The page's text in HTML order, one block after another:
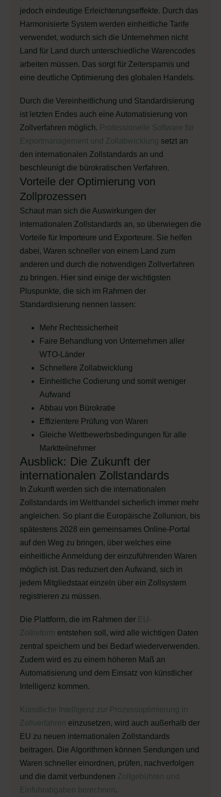
jedoch eindeutige Erleichterungseffekte. Durch das
Harmonisierte System werden einheitliche Tarife
verwendet, wodurch sich die Unternehmen nicht
Land für Land durch unterschiedliche Warencodes
arbeiten müssen. Das sorgt für Zeitersparnis und
eine deutliche Optimierung des globalen Handels.
Durch die Vereinheitlichung und Standardisierung
ist letzten Endes auch eine Automatisierung von
Zollverfahren möglich. Professionelle Software für
Exportmanagement und Zollabwicklung setzt an
den internationalen Zollstandards an und
beschleunigt die bürokratischen Verfahren.
Vorteile der Optimierung von
Zollprozessen
Schaut man sich die Auswirkungen der
internationalen Zollstandards an, so überwiegen die
Vorteile für Importeure und Exporteure. Sie helfen
dabei, Waren schneller von einem Land zum
anderen und durch die notwendigen Zollverfahren
zu bringen. Hier sind einige der wichtigsten
Pluspunkte, die sich im Rahmen der
Standardisierung nennen lassen:
Mehr Rechtssicherheit
Faire Behandlung von Unternehmen aller
WTO-Länder
Schnellere Zollabwicklung
Einheitliche Codierung und somit weniger
Aufwand
Abbau von Bürokratie
Effizientere Prüfung von Waren
Gleiche Wettbewerbsbedingungen für alle
Marktteilnehmer
Ausblick: Die Zukunft der
internationalen Zollstandards
In Zukunft werden sich die internationalen
Zollstandards im Welthandel sicherlich immer mehr
angleichen. So plant die Europäische Zollunion, bis
spätestens 2028 ein gemeinsames Online-Portal
auf den Weg zu bringen, über welches eine
einheitliche Anmeldung der einzuführenden Waren
möglich ist. Das reduziert den Aufwand, sich in
jedem Mitgliedstaat einzeln über ein Zollsystem
registrieren zu müssen.
Die Plattform, die im Rahmen der EU-
Zollreform entstehen soll, wird alle wichtigen Daten
zentral speichern und bei Bedarf wiederverwenden.
Zudem wird es zu einem höheren Maß an
Automatisierung und dem Einsatz von künstlicher
Intelligenz kommen.
Künstliche Intelligenz zur Prozessoptimierung in
Zollverfahren einzusetzen, wird auch außerhalb der
EU zu neuen internationalen Zollstandards
beitragen. Die Algorithmen können Sendungen und
Waren schneller einordnen, prüfen, nachverfolgen
und die damit verbundenen Zollgebühren und
Einfuhrabgaben berechnen.